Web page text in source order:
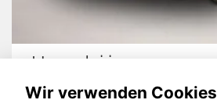
Hyundai i20
Wir verwenden Cookies